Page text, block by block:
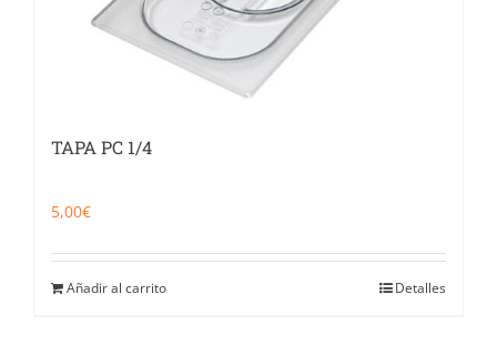
TAPA PC 1/4
5,00€
Añadir al carrito Detalles